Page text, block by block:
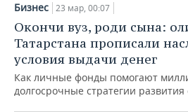
Бизнес 23 мар, 00:07
Окончи вуз, роди сына:
Татарстана прописали
условия выдачи денег
Как личные фонды помогают
долгосрочные стратегии